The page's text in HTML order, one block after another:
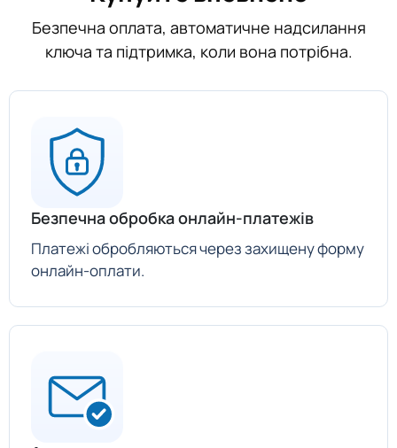
Безпечна оплата, автоматичне надсилання
ключа та підтримка, коли вона потрібна.
Безпечна обробка онлайн-платежів
Платежі обробляються через захищену форму
онлайн-оплати.